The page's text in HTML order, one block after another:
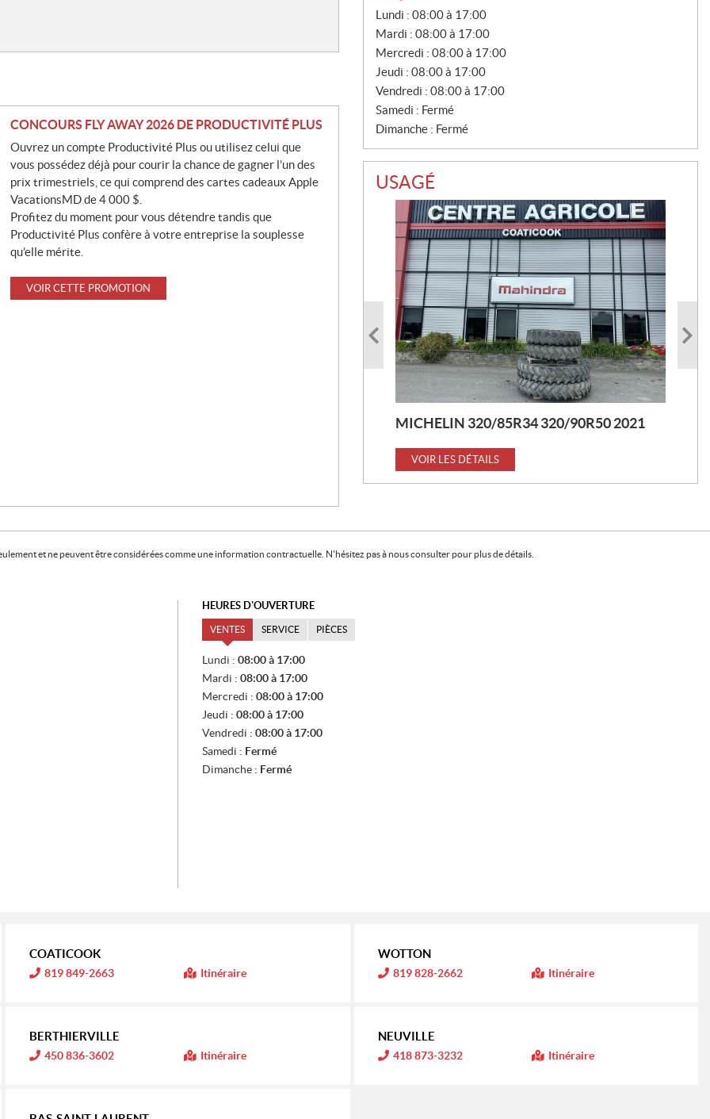
CONCOURS FLY AWAY 2026 DE PRODUCTIVITÉ PLUS
Ouvrez un compte Productivité Plus ou utilisez celui que
vous possédez déjà pour courir la chance de gagner l’un des
prix trimestriels, ce qui comprend des cartes cadeaux Apple
VacationsMD de 4 000 $.
Profitez du moment pour vous détendre tandis que
Productivité Plus confère à votre entreprise la souplesse
qu’elle mérite.
VOIR CETTE PROMOTION
V
N
T
S
Lundi : 08:00 à 17:00
Mardi : 08:00 à 17:00
Mercredi : 08:00 à 17:00
Jeudi : 08:00 à 17:00
Vendredi : 08:00 à 17:00
Samedi : Fermé
Dimanche : Fermé
USAGÉ
MICHELIN 320/85R34 320/90R50 2021
VOIR LES DÉTAILS
PHOTO À VENIR
ROLLAND ROLLFORCE 5013 2018
I
X
52 000 $CA
37 143$US
VOIR LES DÉTAILS
PHOTO À VENIR
CASE IH RB456HD 2024
Heures d'utilisation :14000
et ne peuvent être considérées comme une information contractuelle. N'hésitez pas à nous consulter pour plus de détails.
HEURES D'OUVERTURE
VENTES SERVICE PIÈCES
V
E
N
T
E
S
Lundi : 08:00 à 17:00
Mardi : 08:00 à 17:00
Mercredi : 08:00 à 17:00
Jeudi : 08:00 à 17:00
Vendredi : 08:00 à 17:00
Samedi : Fermé
Dimanche : Fermé
COATICOOK
I
a
i
819 849-2663 Itinéraire
BERTHIERVILLE
I
450 836-3602 Itinéraire
WOTTON
I
a
i
819 828-2662 Itinéraire
NEUVILLE
I
418 873-3232 Itinéraire